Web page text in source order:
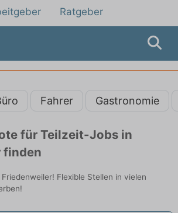
Ratgeber
Fahrer Gastronomie
für Teilzeit-Jobs in
finden
Flexible Stellen in vielen